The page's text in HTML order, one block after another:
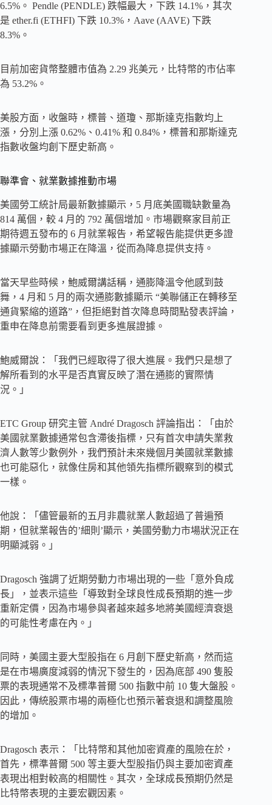
6.5%。 Pendle (PENDLE) 跌幅最大，下跌 14.1%，其次
是 ether.fi (ETHFI) 下跌 10.3%，Aave (AAVE) 下跌
8.3%。
目前加密貨幣整體市值為 2.29 兆美元，比特幣的市佔率
為 53.2%。
美股方面，收盤時，標普、道瓊、那斯達克指數均上
漲，分別上漲 0.62%、0.41% 和 0.84%，標普和那斯達克
指數收盤均創下歷史新高。
聯準會、就業數據推動市場
美國勞工統計局最新數據顯示，5 月底美國職缺數量為
814 萬個，較 4 月的 792 萬個增加。市場觀察家目前正
期待週五發布的 6 月就業報告，希望報告能提供更多證
據顯示勞動市場正在降溫，從而為降息提供支持。
當天早些時候，鮑威爾講話稱，通膨降溫令他感到鼓
舞，4 月和 5 月的兩次通膨數據顯示 “美聯儲正在轉移至
通貨緊縮的道路”，但拒絕對首次降息時間點發表評論，
重申在降息前需要看到更多進展證據。
鮑威爾說：「我們已經取得了很大進展。我們只是想了
解所看到的水平是否真實反映了潛在通膨的實際情
況。」
ETC Group 研究主管 André Dragosch 評論指出：「由於
美國就業數據通常包含滯後指標，只有首次申請失業救
濟人數等少數例外，我們預計未來幾個月美國就業數據
也可能惡化，就像住房和其他領先指標所觀察到的模式
一樣。
他說：「儘管最新的五月非農就業人數超過了普遍預
期，但就業報告的’細則’顯示，美國勞動力市場狀況正在
明顯減弱。」
Dragosch 強調了近期勞動力市場出現的一些「意外負成
長」，並表示這些「導致對全球良性成長預期的進一步
重新定價，因為市場參與者越來越多地將美國經濟衰退
的可能性考慮在內。」
同時，美國主要大型股指在 6 月創下歷史新高，然而這
是在市場廣度減弱的情況下發生的，因為底部 490 隻股
票的表現通常不及標準普爾 500 指數中前 10 隻大盤股。
因此，傳統股票市場的兩極化也預示著衰退和調整風險
的增加。
Dragosch 表示：「比特幣和其他加密資產的風險在於，
首先，標準普爾 500 等主要大型股指仍與主要加密資產
表現出相對較高的相關性。其次，全球成長預期仍然是
比特幣表現的主要宏觀因素。